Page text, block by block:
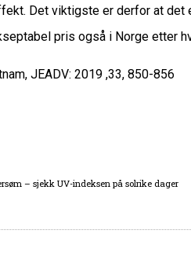
Det viktigste er derfor at
pris også i Norge etter
JEADV: 2019 ,33, 850-856
– sjekk UV-indeksen på solrike dager